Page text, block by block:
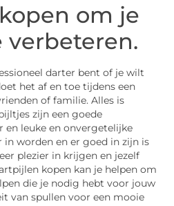
om je
darter bent of je wilt
het af en toe tijdens een
of familie. Alles is
zijn een goede
en leuke en onvergetelijke
worden en er goed in zijn is
plezier in krijgen en jezelf
kopen kan je helpen om
die je nodig hebt voor jouw
van spullen voor een mooie